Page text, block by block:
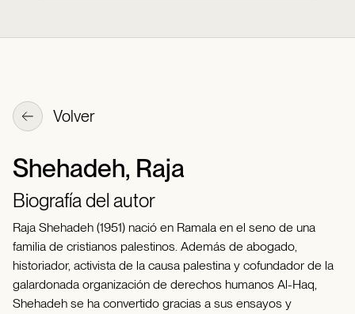
Volver
Shehadeh, Raja
Biografía del autor
Raja Shehadeh (1951) nació en Ramala en el seno de una
familia de cristianos palestinos. Además de abogado,
historiador, activista de la causa palestina y cofundador de la
galardonada organización de derechos humanos Al-Haq,
Shehadeh se ha convertido gracias a sus ensayos y